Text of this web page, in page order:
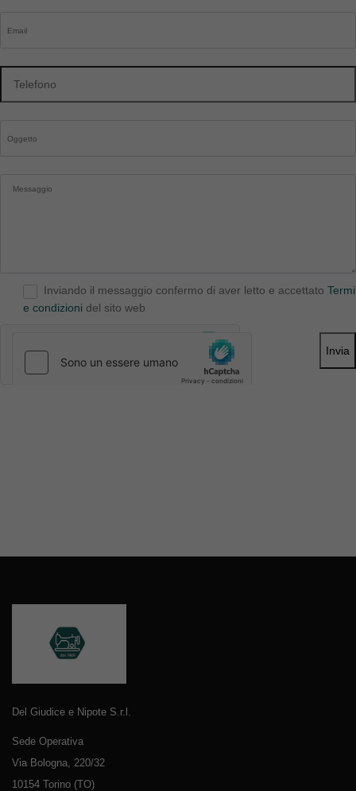
Inviando il messaggio confermo di aver letto e accettato
e condizioni del sito web
Invia
Del Giudice e Nipote S.r.l.
Sede Operativa
Via Bologna, 220/32
10154 Torino (TO)